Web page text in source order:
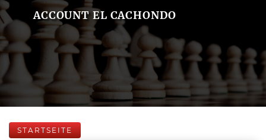
ACCOUNT EL CACHONDO
STARTSEITE